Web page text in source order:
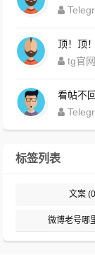
顶！顶
tg官网
标签列表
文案
微博老号哪